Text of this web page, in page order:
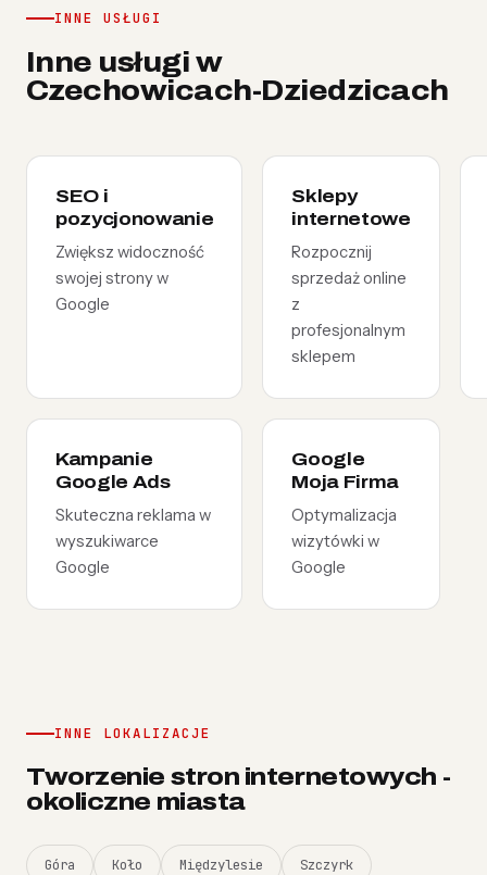
INNE USŁUGI
Inne usługi w
Czechowicach-Dziedzicach
SEO i
pozycjonowanie
Zwiększ widoczność
swojej strony w
Google
Sklepy
internetowe
Rozpocznij
sprzedaż online
z
profesjonalnym
sklepem
Kampanie
Google Ads
Skuteczna reklama w
wyszukiwarce
Google
Google
Moja Firma
Optymalizacja
wizytówki w
Google
INNE LOKALIZACJE
Tworzenie stron internetowych -
okoliczne miasta
Góra Koło Międzylesie Szczyrk